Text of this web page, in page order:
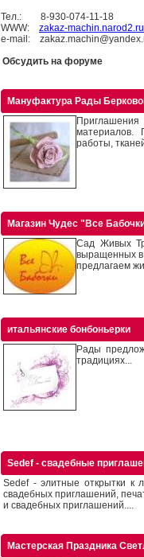
Тел.: 8-930-074-11-18
WWW: zakaz-
e-mail:
Обсудить на форуме
Мануфактура Рады
материалов.
работы,
Магазин Чудес "Все
Сад Живых
выращенных в
предлагаем
итальянские бонбоньерки
Рады
традициях...
Sedef - свадебные
Sedef - элитные открытки к
свадебных приглашений,
и свадебных приглашений....
Мастерская Праздника